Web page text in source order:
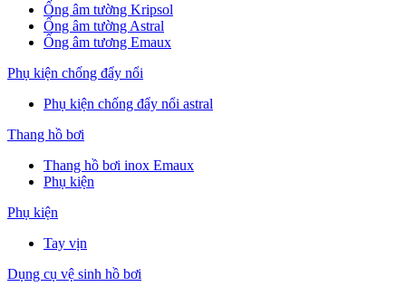
Ống âm tường Kripsol
Ống âm tường Astral
Ống âm tương Emaux
Phụ kiện chống đẩy nổi
Phụ kiện chống đẩy nổi astral
Thang hồ bơi
Thang hồ bơi inox Emaux
Phụ kiện
Phụ kiện
Tay vịn
Dụng cụ vệ sinh hồ bơi